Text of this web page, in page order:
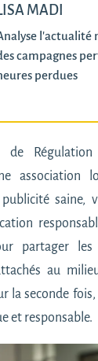
MADI
l'actualité
campagnes
perdues
de
association
saine,
partager
au
la seconde
et responsable.